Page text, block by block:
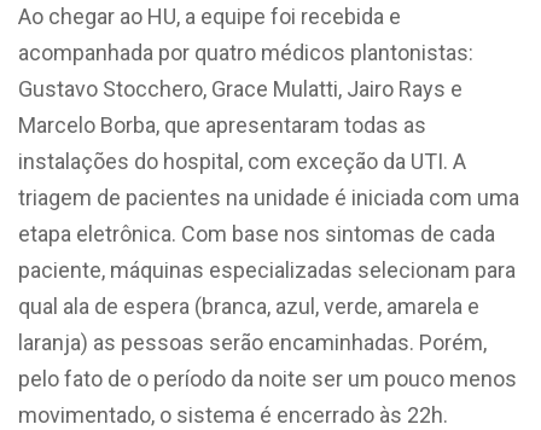
Ao chegar ao HU, a equipe foi recebida e
acompanhada por quatro médicos plantonistas:
Gustavo Stocchero, Grace Mulatti, Jairo Rays e
Marcelo Borba, que apresentaram todas as
instalações do hospital, com exceção da UTI. A
triagem de pacientes na unidade é iniciada com uma
etapa eletrônica. Com base nos sintomas de cada
paciente, máquinas especializadas selecionam para
qual ala de espera (branca, azul, verde, amarela e
laranja) as pessoas serão encaminhadas. Porém,
pelo fato de o período da noite ser um pouco menos
movimentado, o sistema é encerrado às 22h.